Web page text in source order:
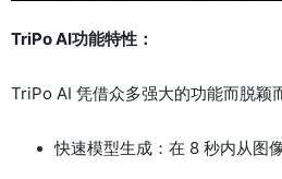
TriPo AI功能特性：
TriPo AI 凭借众多强大的功能而脱颖
快速模型生成：在 8 秒内从图